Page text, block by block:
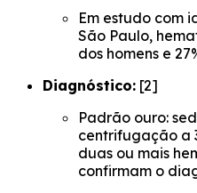
Em estudo com
São Paulo,
dos homens e
Diagnóstico: [2]
Padrão ouro:
centrifugação a
duas ou mais
confirmam o